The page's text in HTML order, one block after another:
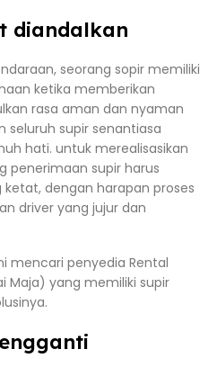
diandalkan
seorang sopir memiliki
ketika memberikan
rasa aman dan nyaman
seluruh supir senantiasa
hati. untuk merealisasikan
penerimaan supir harus
dengan harapan proses
driver yang jujur dan
mencari penyedia Rental
Maja) yang memiliki supir